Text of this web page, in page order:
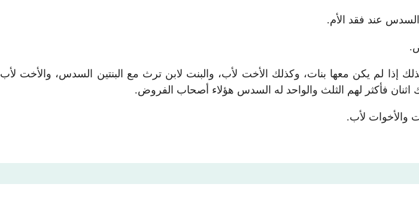
عند فقد الأم.
إذا لم يكن معها بنات، وكذلك الأخت لأب، والبنت لابن ترث مع البنتين السدس، والأخت لأب
اثنان فأكثر لهم الثلث والواحد له السدس هؤلاء أصحاب الفروض.
والأخوات لأب.